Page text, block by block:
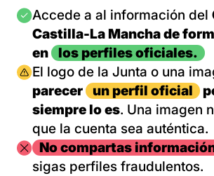
Imagen
Accede a al información del
Castilla-La Mancha de
en
los perfiles oficiales.
Imagen
El logo de la Junta o una
parecer
un perfil oficial
siempre lo es. Una imagen
que la cuenta sea auténtica.
ImagenNo compartas
sigas perfiles fraudulentos.